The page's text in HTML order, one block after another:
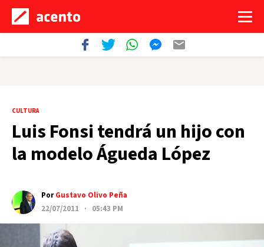
CULTURA
Luis Fonsi tendrá un hijo con
la modelo Águeda López
PorGustavo Olivo Peña
22/07/2011 · 05:43 PM